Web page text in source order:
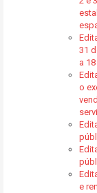
31
a
o
e